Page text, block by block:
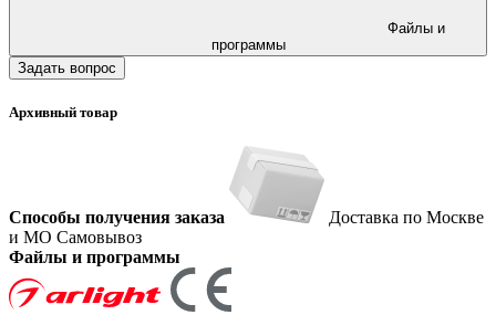
программы
Задать вопрос
Архивный товар
Способы получения заказа
Доставка по Москве
и МО Самовывоз
Файлы и программы